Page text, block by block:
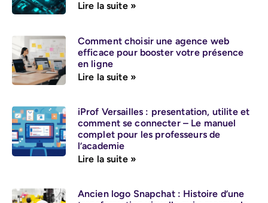
Lire la suite »
Comment choisir une agence web
efficace pour booster votre présence
en ligne
Lire la suite »
iProf Versailles : presentation, utilite et
comment se connecter – Le manuel
complet pour les professeurs de
l’academie
Lire la suite »
Ancien logo Snapchat : Histoire d’une